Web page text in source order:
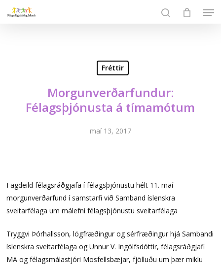
Fréttir
Morgunverðarfundur:
Félagsþjónusta á tímamótum
maí 13, 2017
Fagdeild félagsráðgjafa í félagsþjónustu hélt 11. maí
morgunverðarfund í samstarfi við Samband íslenskra
sveitarfélaga um málefni félagsþjónustu sveitarfélaga
Tryggvi Þórhallsson, lögfræðingur og sérfræðingur hjá Sambandi
íslenskra sveitarfélaga og Unnur V. Ingólfsdóttir, félagsráðgjafi
MA og félagsmálastjóri Mosfellsbæjar, fjölluðu um þær miklu